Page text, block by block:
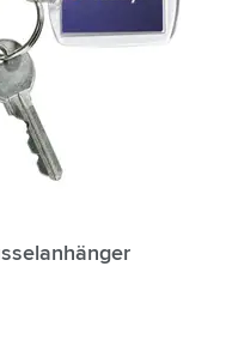
& Gadgets anzeigen
anzeigen
anzeigen
& Unterwegs anzeigen